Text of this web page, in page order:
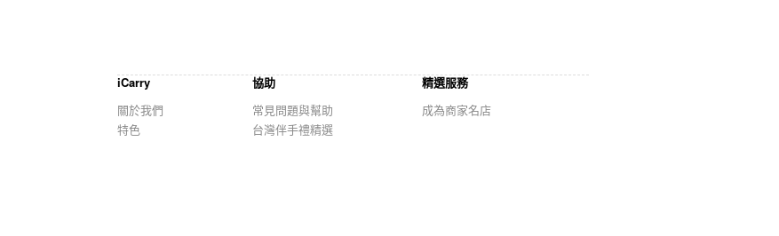
iCarry
關於我們
特色
協助
常見問題與幫助
台灣伴手禮精選
精選服務
成為商家名店